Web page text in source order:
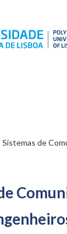
Sistemas de